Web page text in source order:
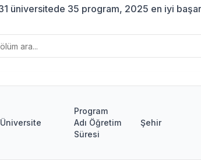
üniversitede 35 program, 2025 en iyi
Üniversite
Program
Adı Öğretim
Süresi
Şehir